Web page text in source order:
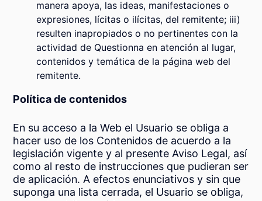
manera apoya, las ideas, manifestaciones o
expresiones, lícitas o ilícitas, del remitente; iii)
resulten inapropiados o no pertinentes con la
actividad de Questionna en atención al lugar,
contenidos y temática de la página web del
remitente.
Política de contenidos
En su acceso a la Web el Usuario se obliga a
hacer uso de los Contenidos de acuerdo a la
legislación vigente y al presente Aviso Legal, así
como al resto de instrucciones que pudieran ser
de aplicación. A efectos enunciativos y sin que
suponga una lista cerrada, el Usuario se obliga,